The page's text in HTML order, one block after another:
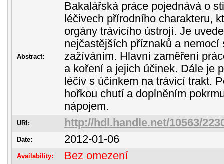
Abstract:
Bakalářská práce pojednává o
léčivech přírodního charakteru,
orgány trávicího ústrojí. Je
nejčastějších příznaků a
zažíváním. Hlavní zaměření
a koření a jejich účinek. Dále je
léčiv s účinkem na trávicí trakt.
hořkou chutí a doplněním
nápojem.
URI: http://hdl.handle.net/10563/
Date: 2012-01-06
Availability: Bez omezení